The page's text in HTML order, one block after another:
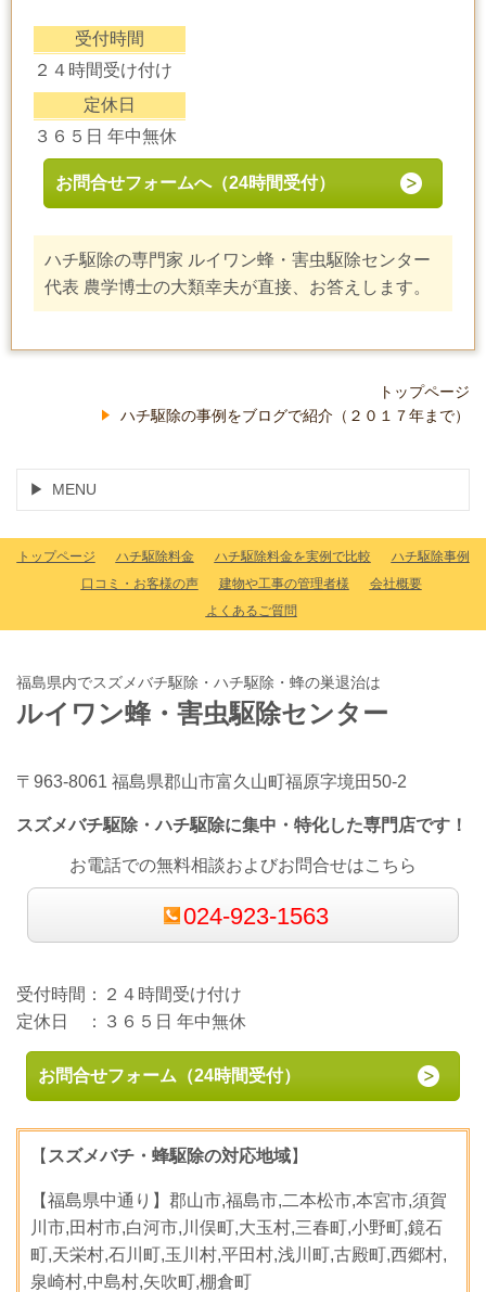
受付時間
２４時間受け付け
定休日
３６５日 年中無休
お問合せフォームへ（24時間受付）
ハチ駆除の専門家 ルイワン蜂・害虫駆除センター
代表 農学博士の大類幸夫が直接、お答えします。
トップページ
ハチ駆除の事例をブログで紹介（２０１７年まで）
MENU
トップページ ハチ駆除料金 ハチ駆除料金を実例で比較
ハチ駆除事例
口コミ・お客様の声
建物や工事の管理者様
会社概要
よくあるご質問
福島県内でスズメバチ駆除・ハチ駆除・蜂の巣退治は
ルイワン蜂・害虫駆除センター
〒963-8061 福島県郡山市富久山町福原字境田50-2
スズメバチ駆除・ハチ駆除に集中・特化した専門店です！
お電話での無料相談およびお問合せはこちら
024-923-1563
受付時間：２４時間受け付け
定休日 ：３６５日 年中無休
お問合せフォーム（24時間受付）
【 スズメバチ・蜂駆除の対応地域】
【福島県中通り】郡山市,福島市,二本松市,本宮市,須賀
川市,田村市,白河市,川俣町,大玉村,三春町,小野町,鏡石
町,天栄村,石川町,玉川村,平田村,浅川町,古殿町,西郷村,
泉崎村,中島村,矢吹町,棚倉町